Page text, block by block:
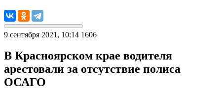
9 сентября 2021, 10:14 1606
В Красноярском крае водителя
арестовали за отсутствие полиса
ОСАГО